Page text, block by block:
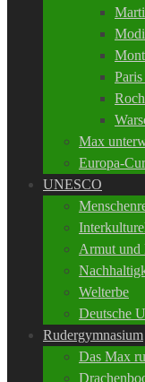
Max
Europa-
UNESCO
Armut und
Welterbe
Deutsche
Rudergymnasium
Das Max